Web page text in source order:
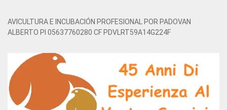
AVICULTURA E INCUBACIÓN PROFESIONAL POR PADOVAN
ALBERTO PI 05637760280 CF PDVLRT59A14G224F